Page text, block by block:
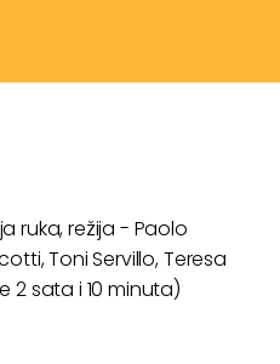
ruka, režija - Paolo
Toni Servillo, Teresa
2 sata i 10 minuta)